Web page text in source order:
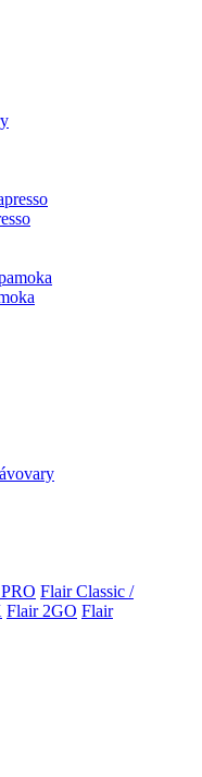
Flair Classic /
Flair 2GO Flair